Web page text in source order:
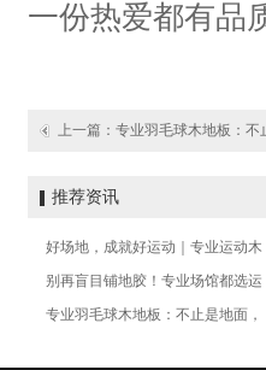
一份热爱都有品
上一篇： 专业羽毛球木地板：不
推荐资讯
好场地，成就好运动｜专业运动木
别再盲目铺地胶！专业场馆都选运
专业羽毛球木地板：不止是地面，